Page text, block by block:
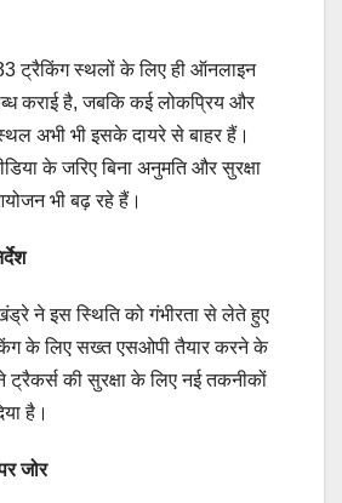
ट्रैकिंग स्थलों के लिए ही ऑनलाइन
कराई है, जबकि कई लोकप्रिय और
अभी भी इसके दायरे से बाहर हैं।
के जरिए बिना अनुमति और सुरक्षा
भी बढ़ रहे हैं।
ने इस स्थिति को गंभीरता से लेते हुए
के लिए सख्त एसओपी तैयार करने के
ट्रैकर्स की सुरक्षा के लिए नई तकनीकों
है।
जोर